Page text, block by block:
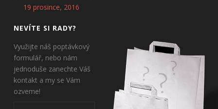
19 prosince, 2016
NEVÍTE SI RADY?
Využijte náš poptávkový
formulář, nebo nám
jednoduše zanechte Váš
kontakt a my se Vám
ozveme!